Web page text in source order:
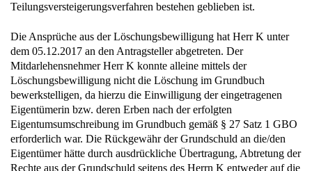
dem 05.12.2017 an den Antragsteller abgetreten. Der
Mitdarlehensnehmer Herr K konnte alleine mittels der
Löschungsbewilligung nicht die Löschung im Grundbuch
bewerkstelligen, da hierzu die Einwilligung der eingetragenen
Eigentümerin bzw. deren Erben nach der erfolgten
Eigentumsumschreibung im Grundbuch gemäß § 27 Satz 1 GBO
erforderlich war. Die Rückgewähr der Grundschuld an die/den
Eigentümer hätte durch ausdrückliche Übertragung, Abtretung der
Rechte aus der Grundschuld seitens des Herrn K entweder auf die